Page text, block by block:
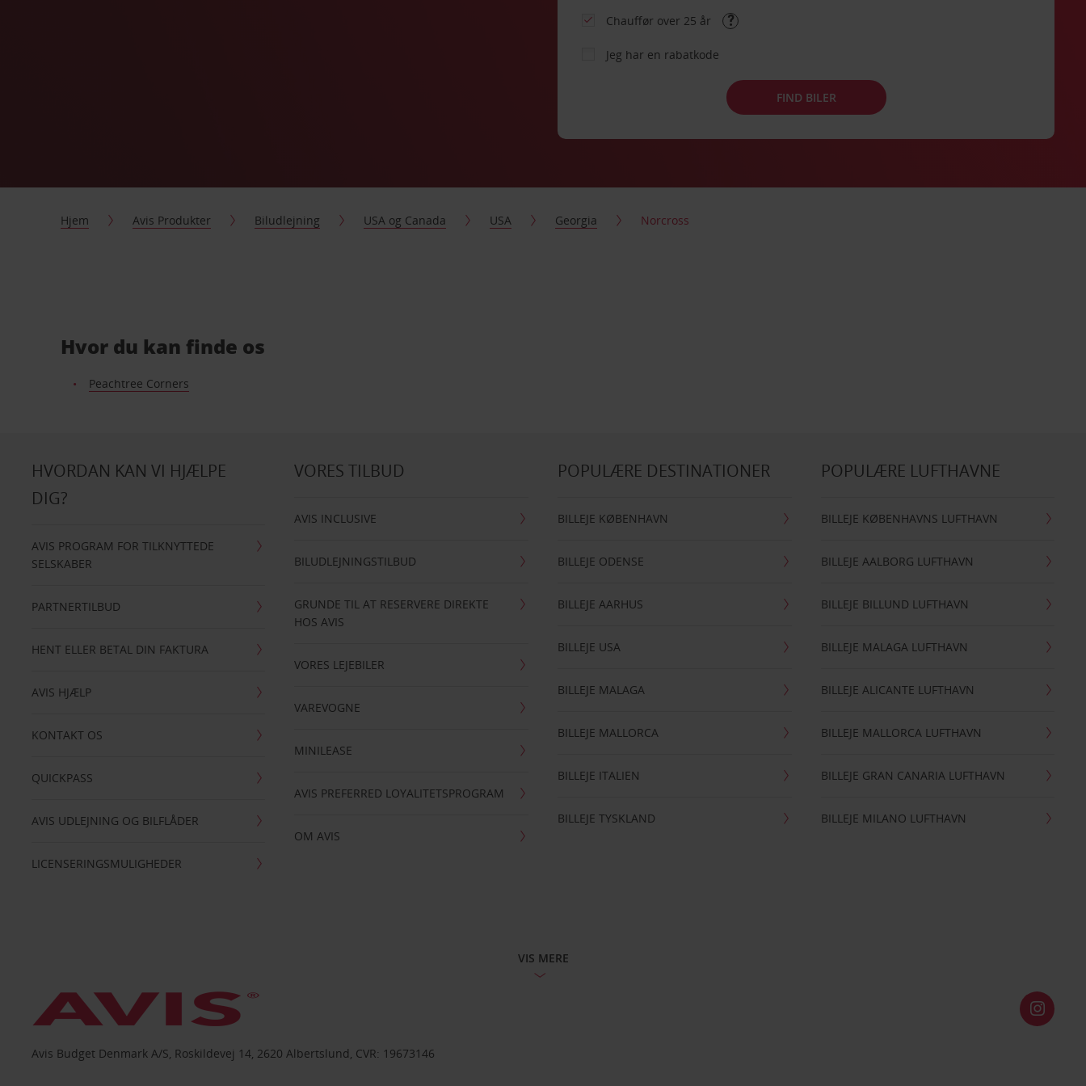
Chauffør over 25 år
Jeg har en rabatkode
FIND BILER
Hjem Avis Produkter Biludlejning USA og Canada USA Georgia Norcross
Hvor du kan finde os
Peachtree Corners
HVORDAN KAN VI HJÆLPE
DIG?
AVIS PROGRAM FOR TILKNYTTEDE
SELSKABER
PARTNERTILBUD
HENT ELLER BETAL DIN FAKTURA
AVIS HJÆLP
KONTAKT OS
QUICKPASS
AVIS UDLEJNING OG BILFLÅDER
LICENSERINGSMULIGHEDER
VORES TILBUD
AVIS INCLUSIVE
BILUDLEJNINGSTILBUD
GRUNDE TIL AT RESERVERE DIREKTE
HOS AVIS
VORES LEJEBILER
VAREVOGNE
MINILEASE
AVIS PREFERRED LOYALITETSPROGRAM
OM AVIS
POPULÆRE DESTINATIONER
BILLEJE KØBENHAVN
BILLEJE ODENSE
BILLEJE AARHUS
BILLEJE USA
BILLEJE MALAGA
BILLEJE MALLORCA
BILLEJE ITALIEN
BILLEJE TYSKLAND
POPULÆRE LUFTHAVNE
BILLEJE KØBENHAVNS LUFTHAVN
BILLEJE AALBORG LUFTHAVN
BILLEJE BILLUND LUFTHAVN
BILLEJE MALAGA LUFTHAVN
BILLEJE ALICANTE LUFTHAVN
BILLEJE MALLORCA LUFTHAVN
BILLEJE GRAN CANARIA LUFTHAVN
BILLEJE MILANO LUFTHAVN
VIS MERE
Avis Budget Denmark A/S, Roskildevej 14, 2620 Albertslund, CVR: 19673146